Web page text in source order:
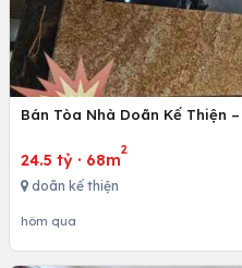
Bán Tòa Nhà Doãn Kế Thiện
24.5 tỷ · 68m
2
doãn kế thiện
hôm qua